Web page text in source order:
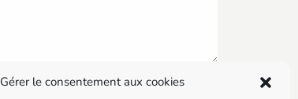
Gérer le consentement aux cookies